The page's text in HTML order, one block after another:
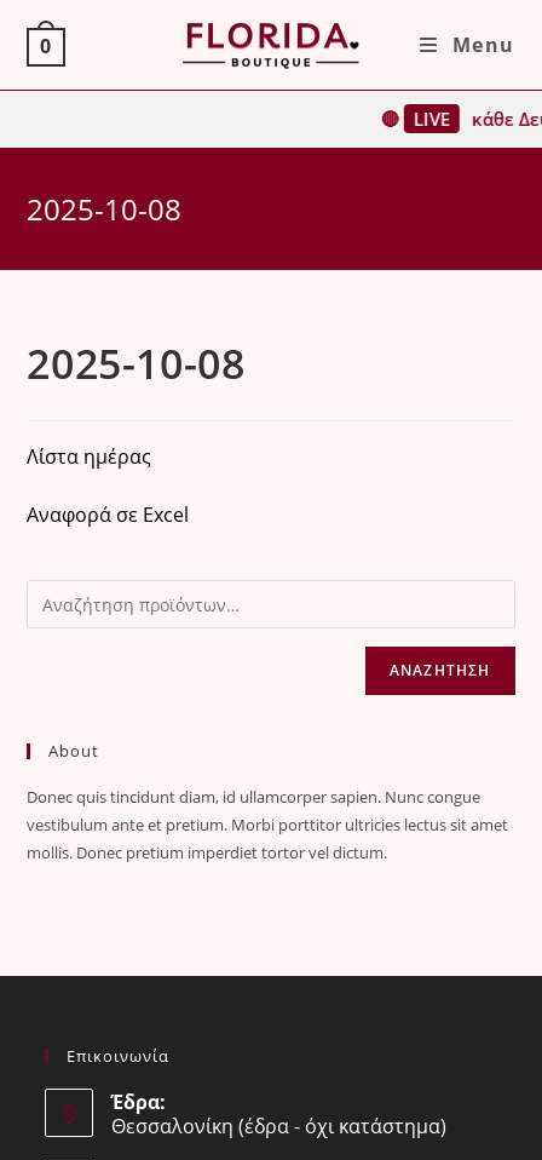
content
0 Menu
🔴 LIVE κάθε
2025-10-08
2025-10-08
Λίστα ημέρας
Αναφορά σε Excel
ΑΝΑΖΉΤΗΣΗ
About
Donec quis tincidunt diam, id ullamcorper sapien. Nunc congue
vestibulum ante et pretium. Morbi porttitor ultricies lectus sit amet
mollis. Donec pretium imperdiet tortor vel dictum.
Επικοινωνία
Έδρα:
Θεσσαλονίκη (έδρα - όχι κατάστημα)